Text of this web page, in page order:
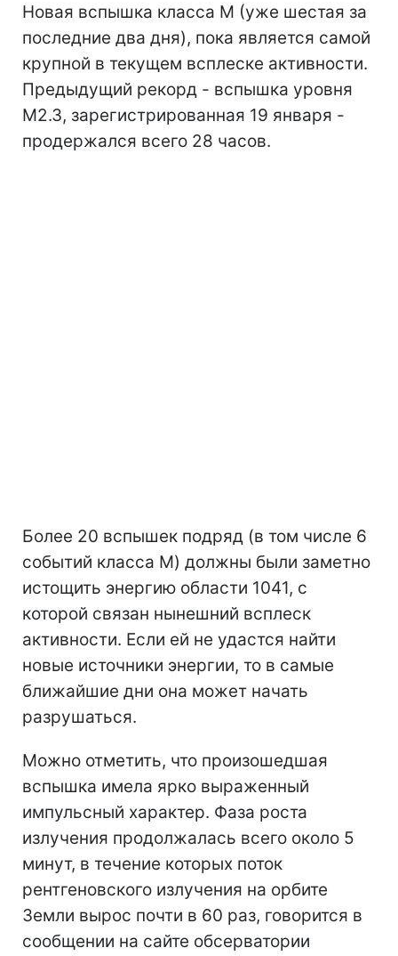
Новая вспышка класса M (уже шестая за
последние два дня), пока является самой
крупной в текущем всплеске активности.
Предыдущий рекорд - вспышка уровня
M2.3, зарегистрированная 19 января -
продержался всего 28 часов.
Более 20 вспышек подряд (в том числе 6
событий класса M) должны были заметно
истощить энергию области 1041, с
которой связан нынешний всплеск
активности. Если ей не удастся найти
новые источники энергии, то в самые
ближайшие дни она может начать
разрушаться.
Можно отметить, что произошедшая
вспышка имела ярко выраженный
импульсный характер. Фаза роста
излучения продолжалась всего около 5
минут, в течение которых поток
рентгеновского излучения на орбите
Земли вырос почти в 60 раз, говорится в
сообщении на сайте обсерватории